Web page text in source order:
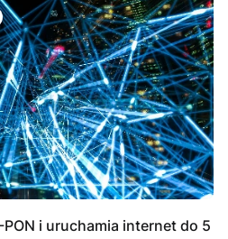
PON i uruchamia internet do 5